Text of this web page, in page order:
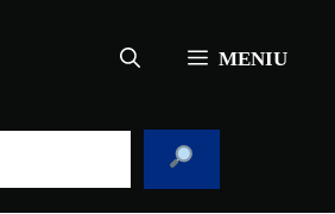
MENIU